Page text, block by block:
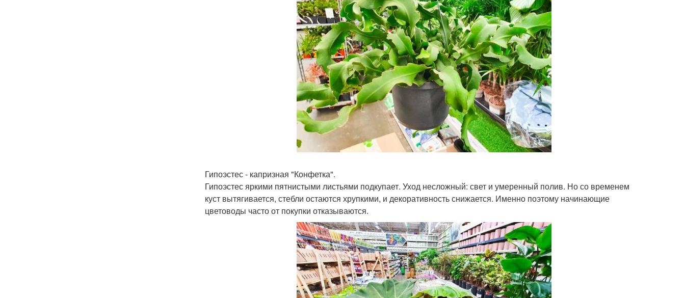
Гипоэстес - капризная "Конфетка".
Гипоэстес яркими пятнистыми листьями подкупает. Уход несложный: свет и умеренный полив. Но со временем
куст вытягивается, стебли остаются хрупкими, и декоративность снижается. Именно поэтому начинающие
цветоводы часто от покупки отказываются.